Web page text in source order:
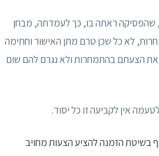
ראתה בו, כך לעמדתה, מבחן
לא כל שכן טרם מתן האישור וחתימה
הצעתם בהתמחרות ולא נגרם להם שום
אין לקביעה זו כל יסוד.
בשיטת הזמנה להציע הצעות מחויב